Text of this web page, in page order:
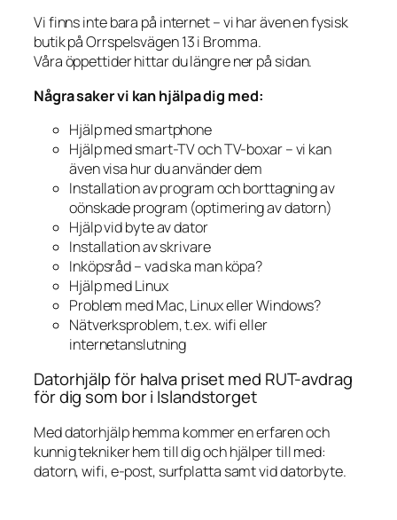
Vi finns inte bara på internet – vi har även en fysisk
butik på Orrspelsvägen 13 i Bromma.
Våra öppettider hittar du längre ner på sidan.
Några saker vi kan hjälpa dig med:
Hjälp med smartphone
Hjälp med smart-TV och TV-boxar – vi kan
även visa hur du använder dem
Installation av program och borttagning av
oönskade program (optimering av datorn)
Hjälp vid byte av dator
Installation av skrivare
Inköpsråd – vad ska man köpa?
Hjälp med Linux
Problem med Mac, Linux eller Windows?
Nätverksproblem, t.ex. wifi eller
internetanslutning
Datorhjälp för halva priset med RUT-avdrag
för dig som bor i Islandstorget
Med datorhjälp hemma kommer en erfaren och
kunnig tekniker hem till dig och hjälper till med:
datorn, wifi, e-post, surfplatta samt vid datorbyte.